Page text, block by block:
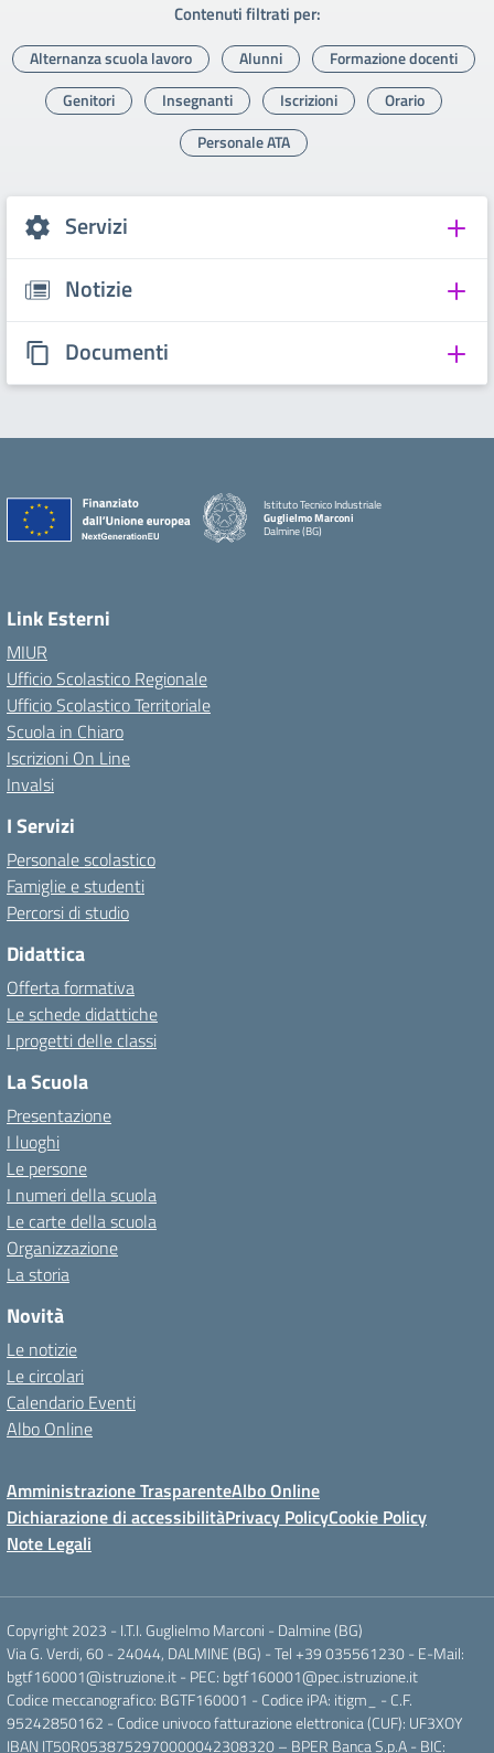
Contenuti filtrati per:
Alternanza scuola lavoro Alunni
Formazione docenti
Genitori
Insegnanti Iscrizioni
Orario
Personale ATA
Servizi
Notizie
Documenti
Istituto Tecnico Industriale
Guglielmo Marconi
Dalmine (BG)
Link Esterni
MIUR
Ufficio Scolastico Regionale
Ufficio Scolastico Territoriale
Scuola in Chiaro
Iscrizioni On Line
Invalsi
I Servizi
Personale scolastico
Famiglie e studenti
Percorsi di studio
Didattica
Offerta formativa
Le schede didattiche
I progetti delle classi
La Scuola
Presentazione
I luoghi
Le persone
I numeri della scuola
Le carte della scuola
Organizzazione
La storia
Novità
Le notizie
Le circolari
Calendario Eventi
Albo Online
Amministrazione TrasparenteAlbo Online
Dichiarazione di accessibilitàPrivacy PolicyCookie Policy
Note Legali
Copyright 2023 - I.T.I. Guglielmo Marconi - Dalmine (BG)
Via G. Verdi, 60 - 24044, DALMINE (BG) - Tel +39 035561230 - E-Mail:
bgtf160001@istruzione.it - PEC: bgtf160001@pec.istruzione.it
Codice meccanografico: BGTF160001 - Codice iPA: itigm_ - C.F.
95242850162 - Codice univoco fatturazione elettronica (CUF): UF3XOY
IBAN IT50R0538752970000042308320 – BPER Banca S.p.A - BIC: